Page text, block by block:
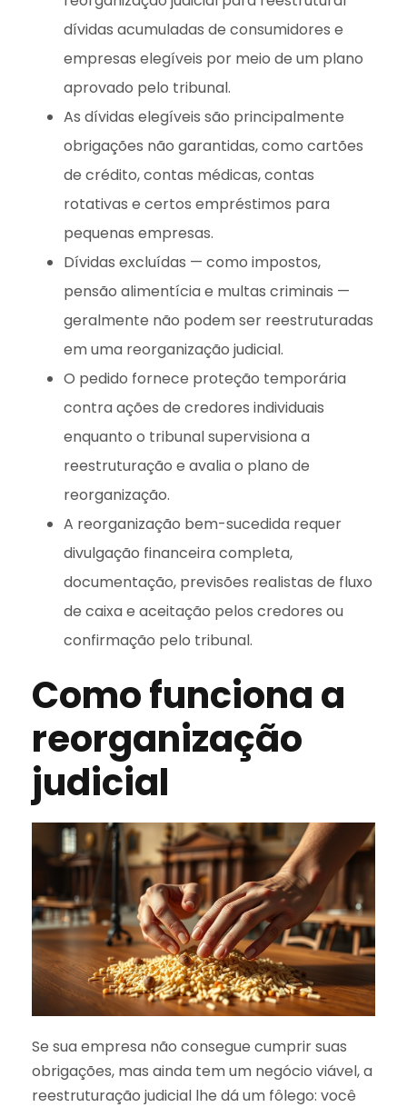
dívidas acumuladas de consumidores e
empresas elegíveis por meio de um plano
aprovado pelo tribunal.
As dívidas elegíveis são principalmente
obrigações não garantidas, como cartões
de crédito, contas médicas, contas
rotativas e certos empréstimos para
pequenas empresas.
Dívidas excluídas — como impostos,
pensão alimentícia e multas criminais —
geralmente não podem ser reestruturadas
em uma reorganização judicial.
O pedido fornece proteção temporária
contra ações de credores individuais
enquanto o tribunal supervisiona a
reestruturação e avalia o plano de
reorganização.
A reorganização bem-sucedida requer
divulgação financeira completa,
documentação, previsões realistas de fluxo
de caixa e aceitação pelos credores ou
confirmação pelo tribunal.
Como funciona a
reorganização
judicial
Se sua empresa não consegue cumprir suas
obrigações, mas ainda tem um negócio viável, a
reestruturação judicial lhe dá um fôlego: você